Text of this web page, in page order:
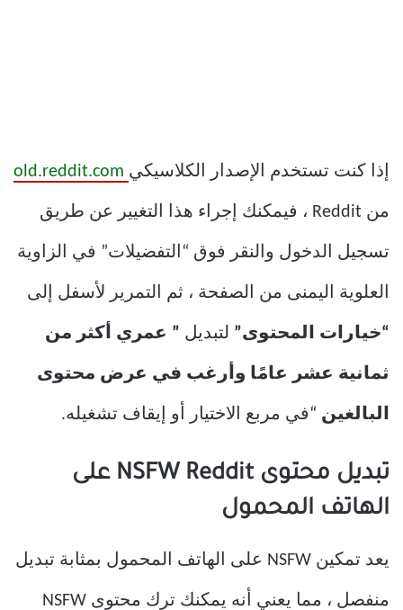
إذا كنت تستخدم الإصدار الكلاسيكي
من Reddit ، فيمكنك إجراء هذا التغيير عن طريق
تسجيل الدخول والنقر فوق “التفضيلات” في الزاوية
العلوية اليمنى من الصفحة ، ثم التمرير لأسفل إلى
“خيارات المحتوى” لتبديل ” عمري أكثر من
ثمانية عشر عامًا وأرغب في عرض محتوى
البالغين “في مربع الاختيار أو إيقاف تشغيله.
تبديل محتوى NSFW Reddit على
الهاتف المحمول
يعد تمكين NSFW على الهاتف المحمول بمثابة تبديل
منفصل ، مما يعني أنه يمكنك ترك محتوى NSFW